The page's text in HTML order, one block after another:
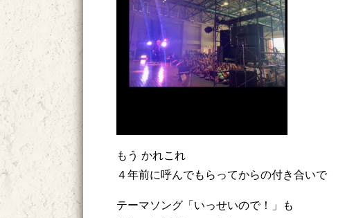
もう かれこれ
４年前に呼んでもらってからの付き合いで
テーマソング「いっせいので！」も